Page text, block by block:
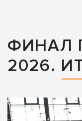
ФИНАЛ
2026.